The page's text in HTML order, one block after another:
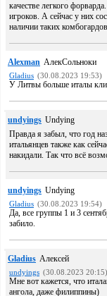
качестве легкого
игроков. А сейчас у них
наличии таких
Alexman АлекСольноки
Gladius (30.08.2023 19:53)
У Литвы больше италы
undyings Undying
Правда я забыл, что год
итальянцев также как
накидали. Так что всё
undyings Undying
Gladius (30.08.2023 19:54)
Да, все группы 1 и 3
забило.
Gladius Алексей
undyings (30.08.2023 20:15)
Мне вот кажется, что
ангола, даже филиппины)